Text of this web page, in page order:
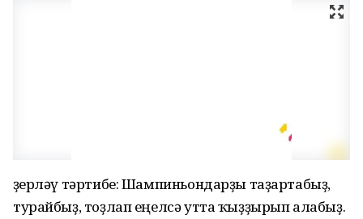
Әҙерләү тәртибе: Шампиньондарҙы таҙартабыҙ,
турайбыҙ, тоҙлап еңелсә утта ҡыҙҙырып алабыҙ.